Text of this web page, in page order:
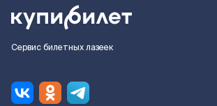
Сервис билетных лазеек